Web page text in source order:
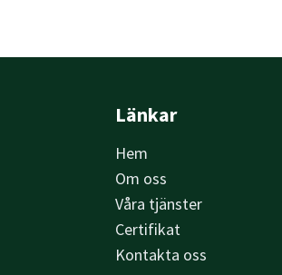
Länkar
Hem
Om oss
Våra tjänster
Certifikat
Kontakta oss